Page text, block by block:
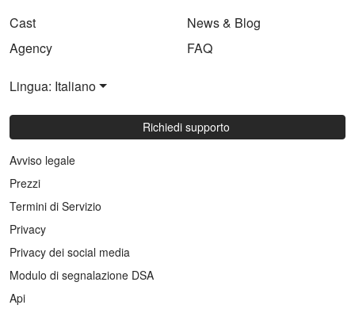
Cast
Agency
News & Blog
FAQ
Lingua: Italiano
Richiedi supporto
Avviso legale
Prezzi
Termini di Servizio
Privacy
Privacy dei social media
Modulo di segnalazione DSA
Api